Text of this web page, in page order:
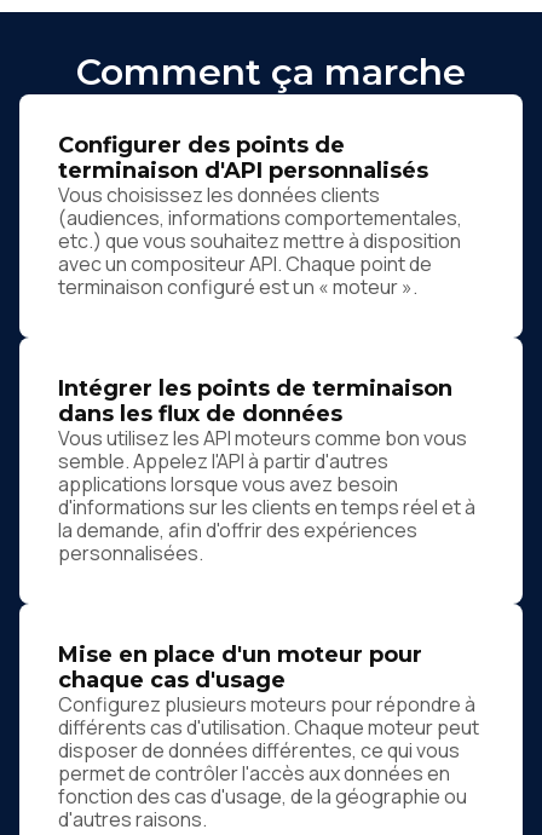
Comment ça marche
Configurer des points de
terminaison d'API personnalisés
Vous choisissez les données clients
(audiences, informations comportementales,
etc.) que vous souhaitez mettre à disposition
avec un compositeur API. Chaque point de
terminaison configuré est un « moteur ».
Intégrer les points de terminaison
dans les flux de données
Vous utilisez les API moteurs comme bon vous
semble. Appelez l'API à partir d'autres
applications lorsque vous avez besoin
d'informations sur les clients en temps réel et à
la demande, afin d'offrir des expériences
personnalisées.
Mise en place d'un moteur pour
chaque cas d'usage
Configurez plusieurs moteurs pour répondre à
différents cas d'utilisation. Chaque moteur peut
disposer de données différentes, ce qui vous
permet de contrôler l'accès aux données en
fonction des cas d'usage, de la géographie ou
d'autres raisons.